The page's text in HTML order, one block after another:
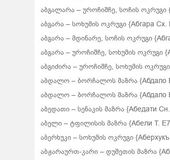
აბგალარა – უროჩიშჩე, სოჩის ოკრუგი
აბგარა – სოხუმის ოკრუგი {Aбrapa
აბგარა – მდინარე, სოჩის ოკრუგი
აბგარა – უროჩიშჩე, სოხუმის ოკრუგი
აბგიძირა – უროჩიშჩე, სოხუმის
აბდალო – ბორჩალოს მაზრა {Абдало
აბდალო – ბორჩალოს მაზრა {Абдало
აბედათი – სენაკის მაზრა {Абедати
აბელი – ტფილისის მაზრა {Абели Т.
აბერხუკი – სოხუმის ოკრუგი
აბჟარაურთ-კარი – დუშეთის მაზრა